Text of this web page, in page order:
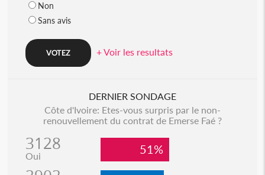
Non
Sans avis
+ Voir les resultats
DERNIER SONDAGE
Côte d'Ivoire: Etes-vous surpris par le non-
renouvellement du contrat de Emerse Faé ?
3128
Oui 51%